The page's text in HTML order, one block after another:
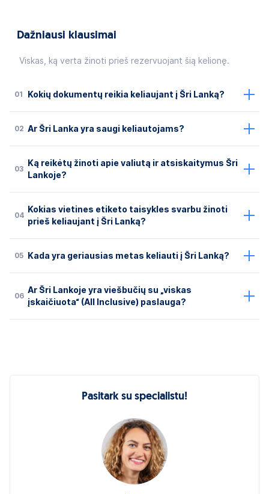
Dažniausi klausimai
Viskas, ką verta žinoti prieš rezervuojant šią kelionę.
01 Kokių dokumentų reikia keliaujant į Šri Lanką?
02 Ar Šri Lanka yra saugi keliautojams?
03
Ką reikėtų žinoti apie valiutą ir atsiskaitymus Šri
Lankoje?
04
Kokias vietines etiketo taisykles svarbu žinoti
prieš keliaujant į Šri Lanką?
05 Kada yra geriausias metas keliauti į Šri Lanką?
06
Ar Šri Lankoje yra viešbučių su „viskas
įskaičiuota“ (All Inclusive) paslauga?
Pasitark su specialistu!